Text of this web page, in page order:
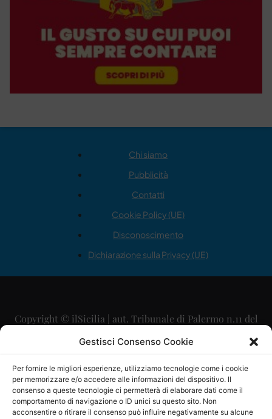
Gestisci Consenso Cookie
Per fornire le migliori esperienze, utilizziamo tecnologie come i cookie
per memorizzare e/o accedere alle informazioni del dispositivo. Il
consenso a queste tecnologie ci permetterà di elaborare dati come il
comportamento di navigazione o ID unici su questo sito. Non
acconsentire o ritirare il consenso può influire negativamente su alcune
Chi siamo
Pubblicità
Contatti
Cookie Policy (UE)
Disconoscimento
Dichiarazione sulla Privacy (UE)
Copyright © ilSicilia | aut. Tribunale di Palermo n.11 del
29/09/2015
Direttore Editoriale: Maurizio Scaglione
Direttore Responsabile: Maria Calabrese